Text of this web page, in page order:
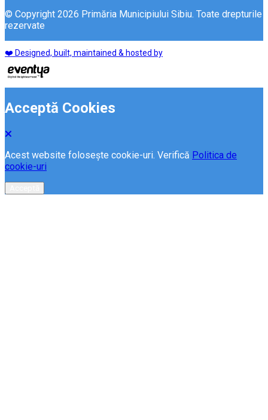
© Copyright 2026 Primăria Municipiului Sibiu. Toate drepturile
rezervate
❤️ Designed, built, maintained & hosted by
Acceptă Cookies
Acest website folosește cookie-uri. Verifică Politica de
cookie-uri